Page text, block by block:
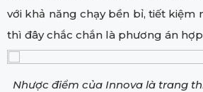
với khả năng chạy bền bỉ, tiết kiệm
thì đây chắc chắn là phương án
Nhược điểm của Innova là trang